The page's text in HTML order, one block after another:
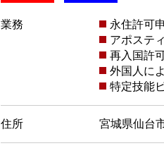
業務 永住許可
アポステ
再入国許
外国人に
特定技能
住所 宮城県仙台